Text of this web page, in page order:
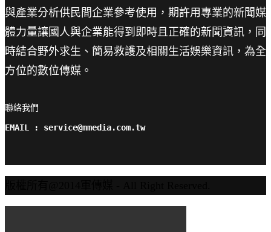
與產業分析供民間企業參考使用，期許用專業的新聞媒
體力量讓國人與企業能得到即時且正確的新聞資訊，同
時結合野外求生、簡易救護及相關生活娛樂資訊，為全
方位的數位傳媒。
聯絡我們
EMAIL : service@mmedia.com.tw